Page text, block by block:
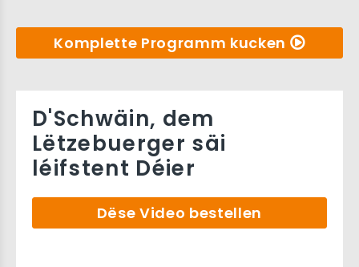
Komplette Programm kucken
D'Schwäin, dem
Lëtzebuerger säi
léifstent Déier
Dëse Video bestellen